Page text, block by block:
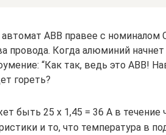
ABB правее с
провода. Когда алюминий начнет
“Как так, ведь это ABB!
гореть?
быть 25 х 1,45 = 36 А в
и то, что температура в